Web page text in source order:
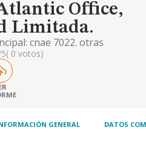
Office,
Limitada.
cnae 7022. otras
de gestión
actividades: cnae 6201.
informática.
de consultoría
7311. agencias de
( 0 votos)
GENERAL DATOS